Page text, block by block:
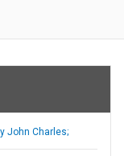
John Charles;